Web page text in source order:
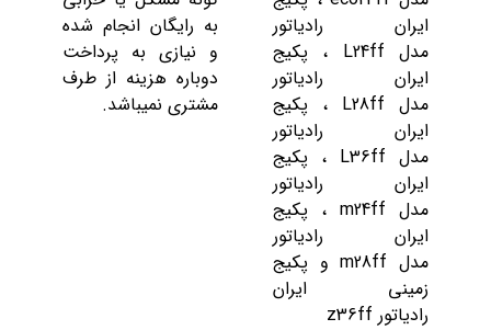
ایران رادیاتور
مدل L24ff ، پکیج
ایران رادیاتور
مدل L28ff ، پکیج
ایران رادیاتور
مدل L36ff ، پکیج
ایران رادیاتور
مدل m24ff ، پکیج
ایران رادیاتور
مدل m28ff و پکیج
زمینی ایران
رادیاتور z36ff
به رایگان انجام شده
و نیازی به پرداخت
دوباره هزینه از طرف
مشتری نمیباشد.